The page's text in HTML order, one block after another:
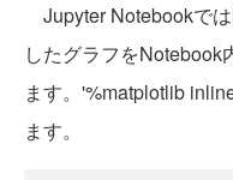
Jupyter Notebookで
したグラフをNotebook
ます。'%matplotlib
ます。